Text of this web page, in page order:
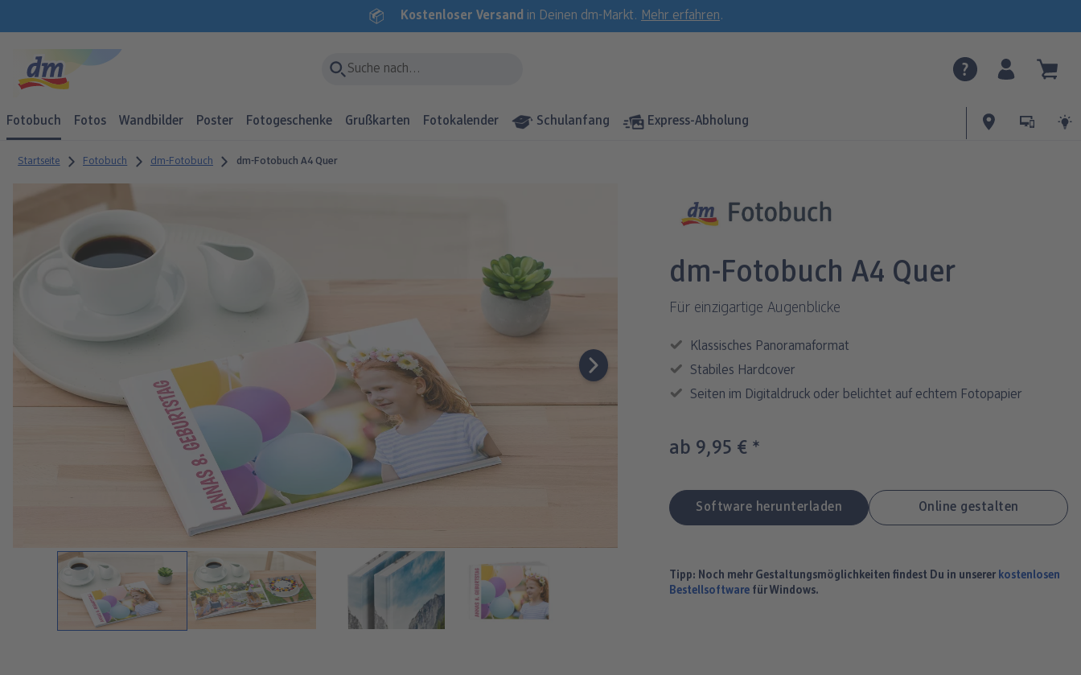
Kostenloser Versand in Deinen dm-Markt. Mehr erfahren.
Fotobuch Fotos Wandbilder Poster Fotogeschenke Grußkarten Fotokalender Schulanfang Express-Abholung
Startseite Fotobuch dm-Fotobuch dm-Fotobuch A4 Quer
dm-Fotobuch A4 Quer
Für einzigartige Augenblicke
Klassisches Panoramaformat
Stabiles Hardcover
Seiten im Digitaldruck oder belichtet auf echtem Fotopapier
ab 9,95 € *
Tipp: Noch mehr Gestaltungsmöglichkeiten findest Du in unserer kostenlosen
Bestellsoftware für Windows.